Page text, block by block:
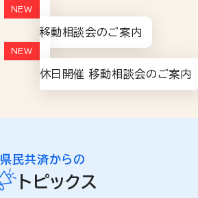
移動相談会のご案内
休日開催 移動相談会のご案内
県民共済からの
トピックス